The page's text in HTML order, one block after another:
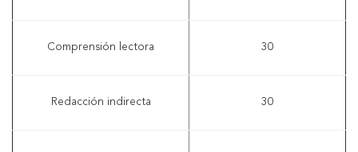
Comprensión lectora 30
Redacción indirecta 30